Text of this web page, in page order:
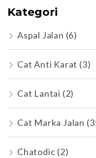
Kategori
Aspal Jalan (6)
Cat Anti Karat (3)
Cat Lantai (2)
Cat Marka Jalan
Chatodic (2)